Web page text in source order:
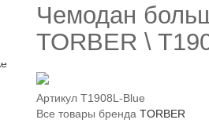
Чемодан
TORBER \
Артикул T1908L-Blue
Все товары бренда TORBER